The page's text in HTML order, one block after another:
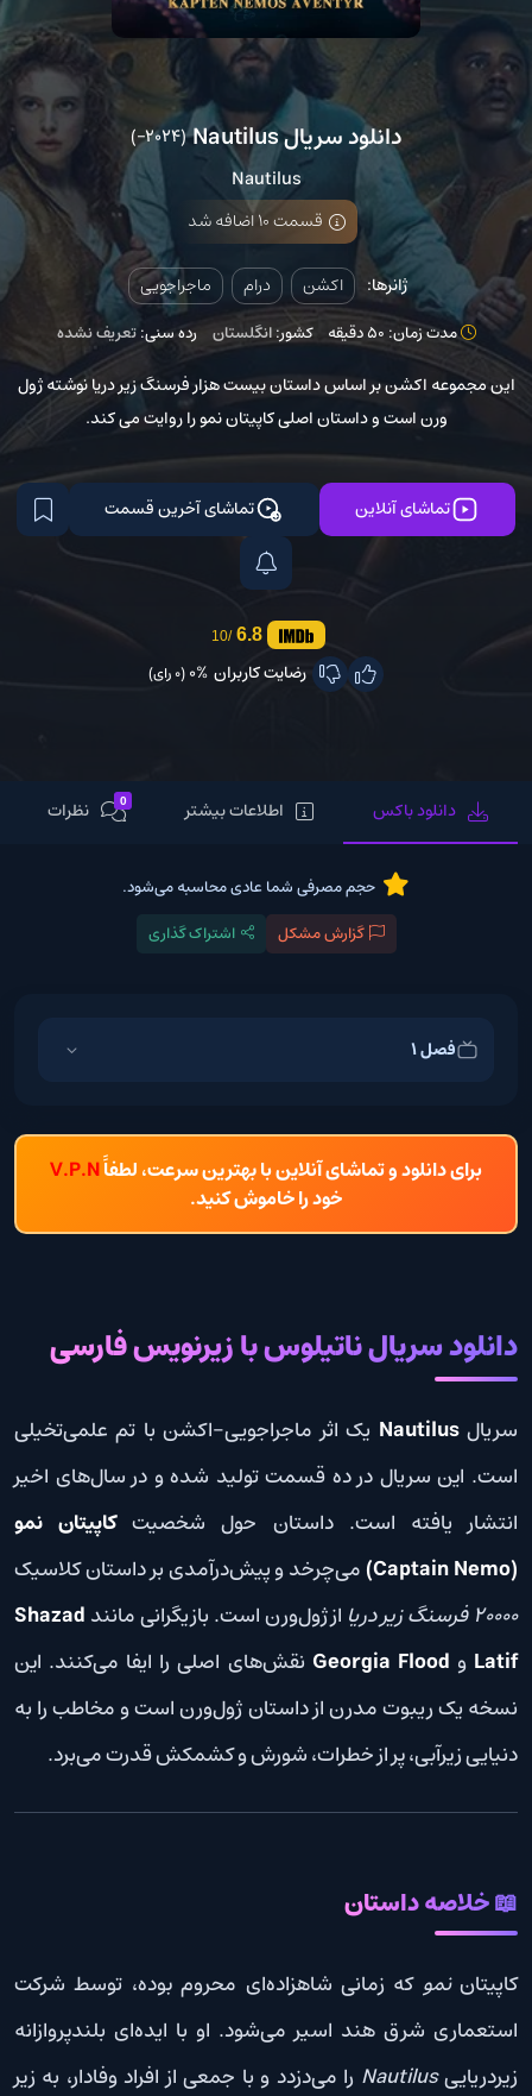
دانلود سریال Nautilus (2024–)
Nautilus
قسمت 10 اضافه شد
ژانرها: اکشن درام ماجراجویی
مدت زمان: 50 دقیقه کشور:انگلستان رده سنی:تعریف نشده
این مجموعه اکشن بر اساس داستان بیست هزار فرسنگ زیر دریا نوشته ژول
ورن است و داستان اصلی کاپیتان نمو را روایت می کند.
تماشای آنلاین تماشای آخرین قسمت
6.8
/10
رضایت کاربران 0%(0 رای)
دانلود باکس اطلاعات بیشتر 0 نظرات
حجم مصرفی شما عادی محاسبه می‌شود.
گزارش مشکل
اشتراک گذاری
فصل 1
برای دانلود و تماشای آنلاین با بهترین سرعت، لطفاًV.P.N
خود را خاموش کنید.
دانلود سریال ناتیلوس با زیرنویس فارسی
سریالNautilus یک اثر ماجراجویی-اکشن با تم علمی‌تخیلی
است. این سریال در ده قسمت تولید شده و در سال‌های اخیر
انتشار یافته است. داستان حول شخصیتکاپیتان نمو
(Captain Nemo)
می‌چرخد و پیش‌درآمدی بر داستان کلاسیک
۲۰۰۰۰ فرسنگ زیر دریا
از ژول‌ورن است. بازیگرانی مانند Shazad
Latif و Georgia Flood نقش‌های اصلی را ایفا می‌کنند. این
نسخه یک ریبوت مدرن از داستان ژول‌ورن است و مخاطب را به
دنیایی زیرآبی، پر از خطرات، شورش و کشمکش قدرت می‌برد.
📖 خلاصه داستان
کاپیتاننمو که زمانی شاهزاده‌ای محروم بوده، توسط شرکت
استعماری شرق هند اسیر می‌شود. او با ایده‌ای بلندپروازانه
زیردریاییNautilus را می‌دزدد و با جمعی از افراد وفادار، به زیر